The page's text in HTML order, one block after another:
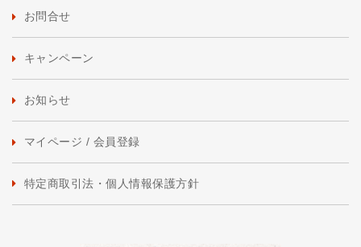
お問合せ
キャンペーン
お知らせ
マイページ / 会員登録
特定商取引法・個人情報保護方針